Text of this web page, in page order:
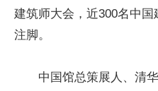
建筑师大会，近300名中
注脚。
中国馆总策展人、清